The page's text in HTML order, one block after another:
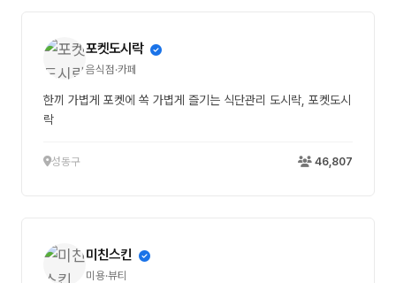
포켓도시락
음식점·카페
한끼 가볍게 포켓에 쏙 가볍게 즐기는 식단관리 도시락, 포켓도시
락
성동구 46,807
미친스킨
미용·뷰티